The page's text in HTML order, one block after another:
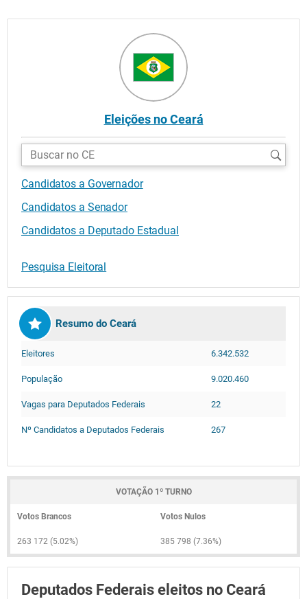
Eleições no Ceará
Buscar
candidatos:
Candidatos a Governador
Candidatos a Senador
Candidatos a Deputado Estadual
Pesquisa Eleitoral
Resumo do Ceará
Eleitores 6.342.532
População 9.020.460
Vagas para Deputados Federais 22
Nº Candidatos a Deputados Federais 267
VOTAÇÃO 1º TURNO
Votos Brancos Votos Nulos
263 172 (5.02%) 385 798 (7.36%)
Deputados Federais eleitos no Ceará